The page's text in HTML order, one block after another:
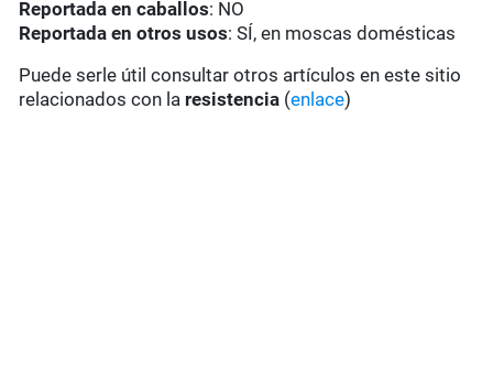
Reportada en caballos: NO
Reportada en otros usos: SÍ, en moscas domésticas
Puede serle útil consultar otros artículos en este sitio
relacionados con la resistencia (enlace)